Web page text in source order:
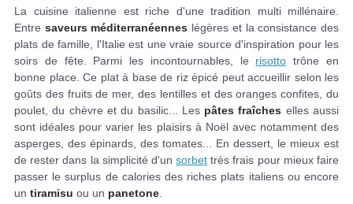
La cuisine italienne est riche d'une tradition multi millénaire.
Entre saveurs méditerranéennes légères et la consistance des
plats de famille, l'Italie est une vraie source d'inspiration pour les
soirs de fête. Parmi les incontournables, le risotto trône en
bonne place. Ce plat à base de riz épicé peut accueillir selon les
goûts des fruits de mer, des lentilles et des oranges confites, du
poulet, du chèvre et du basilic... Les pâtes fraîches elles aussi
sont idéales pour varier les plaisirs à Noël avec notamment des
asperges, des épinards, des tomates... En dessert, le mieux est
de rester dans la simplicité d'unsorbet très frais pour mieux faire
passer le surplus de calories des riches plats italiens ou encore
un tiramisu ou un panetone